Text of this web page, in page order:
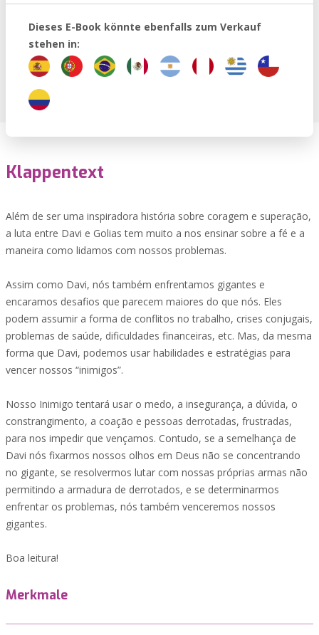
Dieses E-Book könnte ebenfalls zum Verkauf
stehen in:
Klappentext
Além de ser uma inspiradora história sobre coragem e superação,
a luta entre Davi e Golias tem muito a nos ensinar sobre a fé e a
maneira como lidamos com nossos problemas.
Assim como Davi, nós também enfrentamos gigantes e
encaramos desafios que parecem maiores do que nós. Eles
podem assumir a forma de conflitos no trabalho, crises conjugais,
problemas de saúde, dificuldades financeiras, etc. Mas, da mesma
forma que Davi, podemos usar habilidades e estratégias para
vencer nossos “inimigos”.
Nosso Inimigo tentará usar o medo, a insegurança, a dúvida, o
constrangimento, a coação e pessoas derrotadas, frustradas,
para nos impedir que vençamos. Contudo, se a semelhança de
Davi nós fixarmos nossos olhos em Deus não se concentrando
no gigante, se resolvermos lutar com nossas próprias armas não
permitindo a armadura de derrotados, e se determinarmos
enfrentar os problemas, nós também venceremos nossos
gigantes.
Boa leitura!
Merkmale